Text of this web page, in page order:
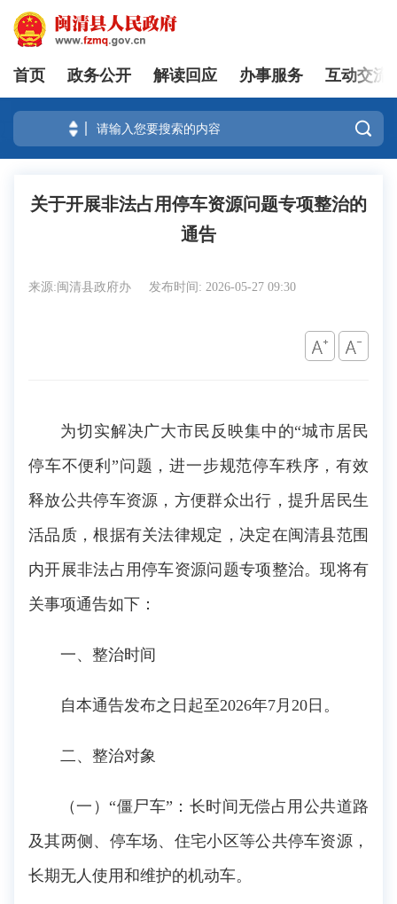
登录
首页 政务公开 解读回应 办事服务 互动交流

关于开展非法占用停车资源问题专项整治的
通告
来源:闽清县政府办 发布时间: 2026-05-27 09:30
为切实解决广大市民反映集中的“城市居民
停车不便利”问题，进一步规范停车秩序，有效
释放公共停车资源，方便群众出行，提升居民生
活品质，根据有关法律规定，决定在闽清县范围
内开展非法占用停车资源问题专项整治。现将有
关事项通告如下：
一、整治时间
自本通告发布之日起至2026年7月20日。
二、整治对象
（一）“僵尸车”：长时间无偿占用公共道路
及其两侧、停车场、住宅小区等公共停车资源，
长期无人使用和维护的机动车。